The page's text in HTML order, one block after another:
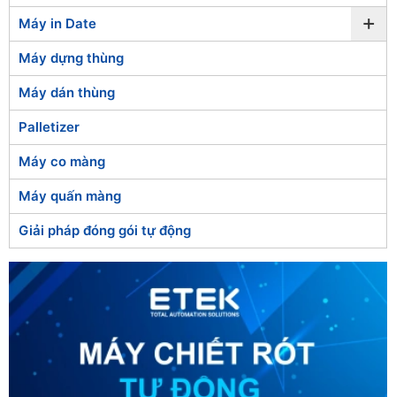
Máy in Date +
Máy dựng thùng
Máy dán thùng
Palletizer
Máy co màng
Máy quấn màng
Giải pháp đóng gói tự động